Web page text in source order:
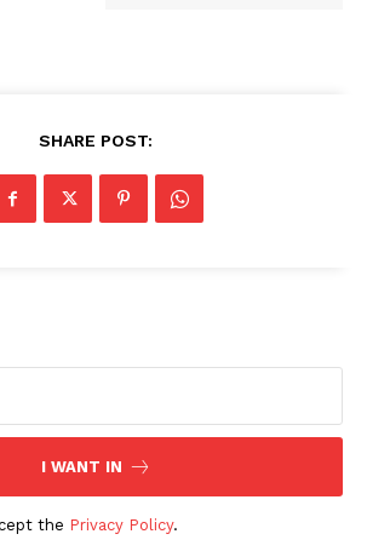
SHARE POST:
I WANT IN
the Privacy Policy.